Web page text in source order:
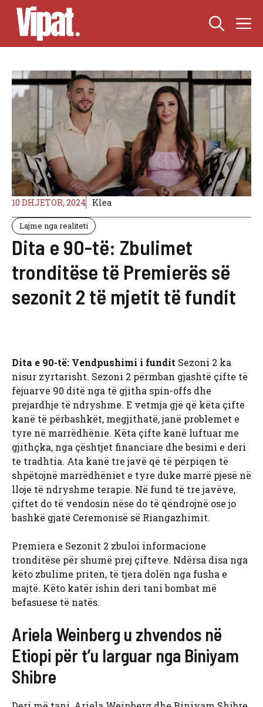
Skip
content
10 DHJETOR, 2024 Klea
Lajme nga realiteti
Dita e 90-të: Zbulimet
tronditëse të Premierës së
sezonit 2 të mjetit të fundit
Dita e 90-të: Vendpushimi i fundit Sezoni 2 ka
nisur zyrtarisht. Sezoni 2 përmban gjashtë çifte të
fejuarve 90 ditë nga të gjitha spin-offs dhe
prejardhje të ndryshme. E vetmja gjë që këta çifte
kanë të përbashkët, megjithatë, janë problemet e
tyre në marrëdhënie. Këta çifte kanë luftuar me
gjithçka, nga çështjet financiare dhe besimi e deri
te tradhtia. Ata kanë tre javë që të përpiqen të
shpëtojnë marrëdhëniet e tyre duke marrë pjesë në
lloje të ndryshme terapie. Në fund të tre javëve,
çiftet do të vendosin nëse do të qëndrojnë ose jo
bashkë gjatë Ceremonisë së Riangazhimit.
Premiera e Sezonit 2 zbuloi informacione
tronditëse për shumë prej çifteve. Ndërsa disa nga
këto zbulime priten, të tjera dolën nga fusha e
majtë. Këto katër ishin deri tani bombat më
befasuese të natës.
Ariela Weinberg u zhvendos në
Etiopi për t’u larguar nga Biniyam
Shibre